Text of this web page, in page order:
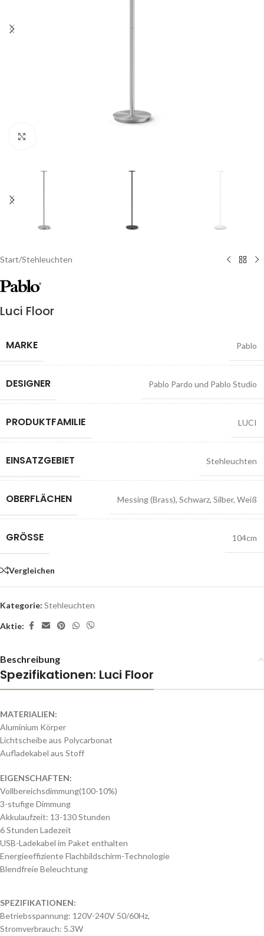
Start/Stehleuchten
Luci Floor
MARKE Pablo
DESIGNER Pablo Pardo und Pablo Studio
PRODUKTFAMILIE LUCI
EINSATZGEBIET Stehleuchten
OBERFLÄCHEN Messing (Brass), Schwarz, Silber, Weiß
GRÖSSE 104cm
Vergleichen
Kategorie: Stehleuchten
Aktie:
Beschreibung
Spezifikationen: Luci Floor
MATERIALIEN:
Aluminium Körper
Lichtscheibe aus Polycarbonat
Aufladekabel aus Stoff
EIGENSCHAFTEN:
Vollbereichsdimmung(100-10%)
3-stufige Dimmung
Akkulaufzeit: 13-130 Stunden
6 Stunden Ladezeit
USB-Ladekabel im Paket enthalten
Energieeffiziente Flachbildschirm-Technologie
Blendfreie Beleuchtung
SPEZIFIKATIONEN:
Betriebsspannung: 120V-240V 50/60Hz,
Stromverbrauch: 5.3W